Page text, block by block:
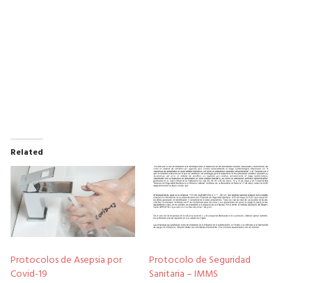
Related
Protocolos de Asepsia por
Covid-19
Protocolo de Seguridad
Sanitaria – IMMS